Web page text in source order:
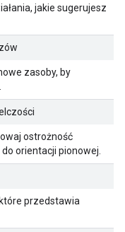
jakie sugerujesz
zasoby, by
ostrożność
orientacji pionowej.
przedstawia